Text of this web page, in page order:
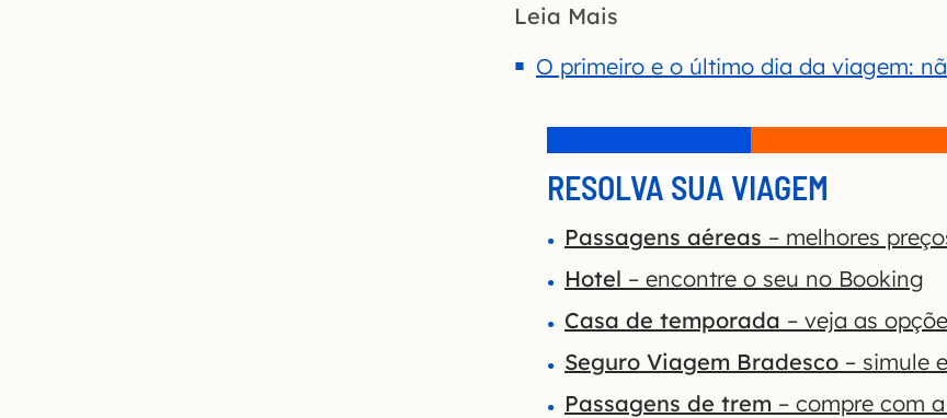
Leia Mais
O primeiro e o último dia da viagem:
RESOLVA SUA VIAGEM
Passagens aéreas – melhores
Hotel – encontre o seu no Booking
Casa de temporada – veja as
Seguro Viagem Bradesco – simule
Passagens de trem – compre com